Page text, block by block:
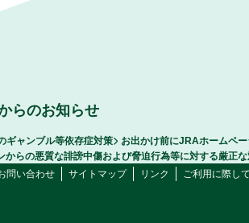
らのお知らせ
ギャンブル等依存症対策
お出かけ前にJRAホームペ
からの悪質な誹謗中傷および脅迫行為等に対する厳正
問い合わせ
サイトマップ リンク ご利用に際し